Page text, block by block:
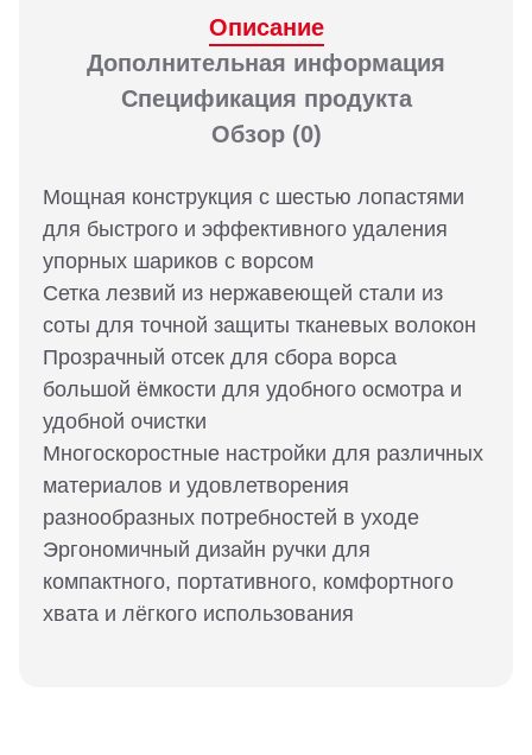
Описание
Дополнительная информация
Спецификация продукта
Обзор(0)
Мощная конструкция с шестью лопастями
для быстрого и эффективного удаления
упорных шариков с ворсом
Сетка лезвий из нержавеющей стали из
соты для точной защиты тканевых волокон
Прозрачный отсек для сбора ворса
большой ёмкости для удобного осмотра и
удобной очистки
Многоскоростные настройки для различных
материалов и удовлетворения
разнообразных потребностей в уходе
Эргономичный дизайн ручки для
компактного, портативного, комфортного
хвата и лёгкого использования